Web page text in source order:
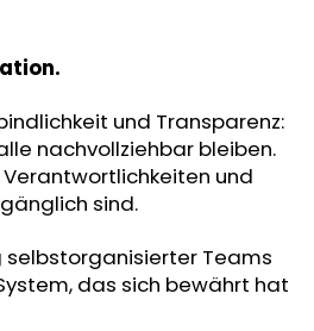
und Transparenz:
nachvollziehbar bleiben.
Verantwortlichkeiten und
sind.
selbstorganisierter Teams
das sich bewährt hat